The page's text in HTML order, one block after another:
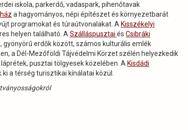
iskola, parkerdő, vadaspark, pihenőtavak
a hagyományos, népi építészet és környezetbarát
programokat és túraútvonalakat. A Kisszékelyi
helyen található. A Szálláspusztai és Csibráki
erdők között, számos kulturális emlék
a Dél-Mezőföldi Tájvédelmi Körzet szélén helyezkedik
pusztai tölgyesek közelében. A Kisdádi
a térség turisztikai kínálatai közül.